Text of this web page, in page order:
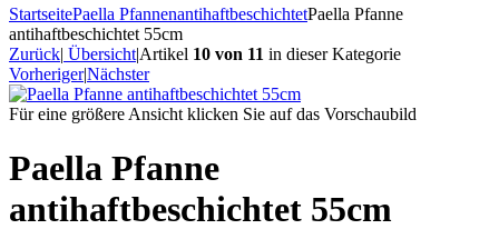
StartseitePaella PfannenantihaftbeschichtetPaella Pfanne
antihaftbeschichtet 55cm
Zurück| Übersicht|Artikel 10 von 11 in dieser Kategorie
Vorheriger|Nächster
Für eine größere Ansicht klicken Sie auf das Vorschaubild
Paella Pfanne
antihaftbeschichtet 55cm